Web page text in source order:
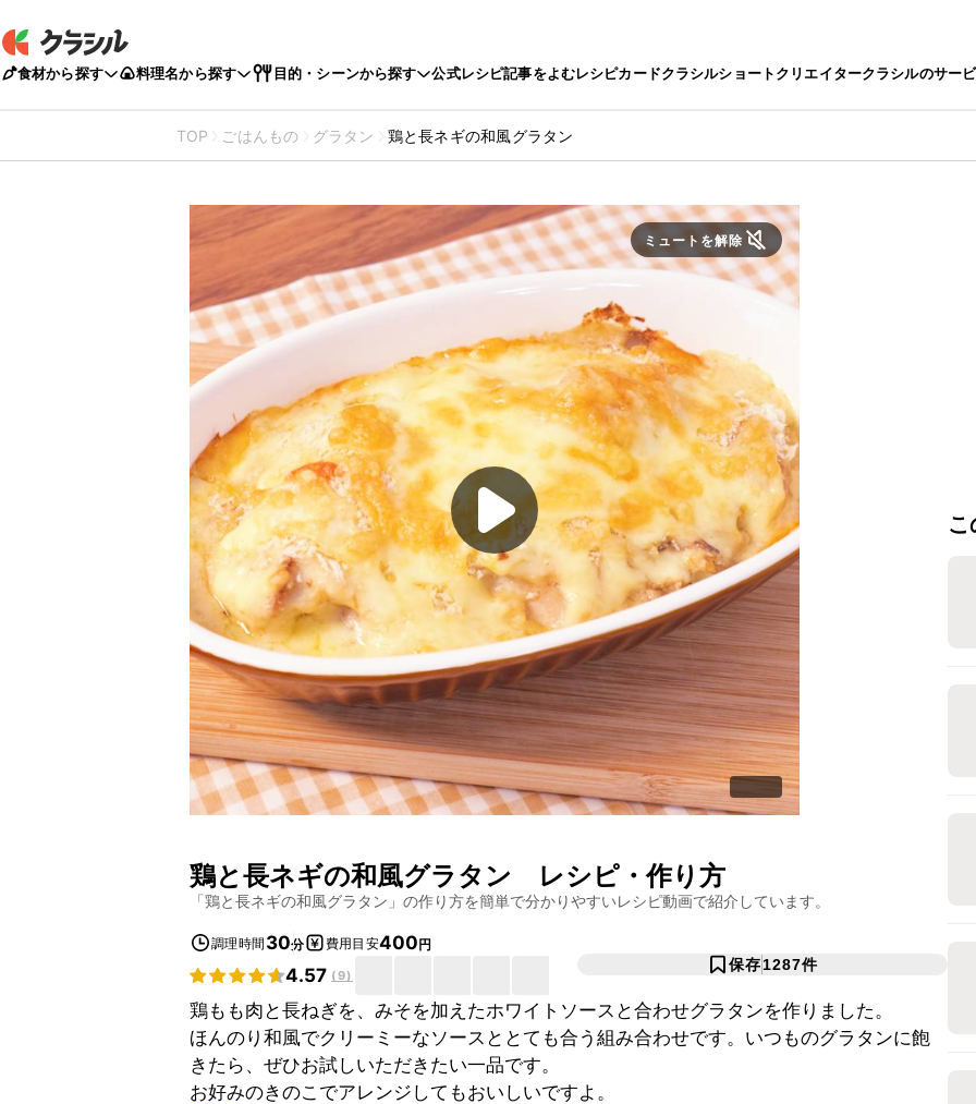
食材から探す 料理名から探す 目的・シーンから探す 公式レシピ記事をよむレシピカードクラシルショートクリエイタークラシルのサー
TOP ごはんもの グラタン 鶏と長ネギの和風グラタン
ミュートを解除
鶏と長ネギの和風グラタン レシピ・作り方
「鶏と長ネギの和風グラタン 」の作り方を簡単で分かりやすいレシピ動画で紹介しています。
調理時間 30分 費用目安400円
4.57 (9)
保存1287件
鶏もも肉と長ねぎを、みそを加えたホワイトソースと合わせグラタンを作りました。
ほんのり和風でクリーミーなソースととても合う組み合わせです。いつものグラタンに飽
きたら、ぜひお試しいただきたい一品です。
お好みのきのこでアレンジしてもおいしいですよ。